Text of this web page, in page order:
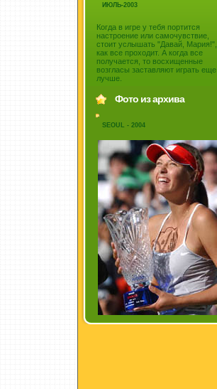
ИЮЛЬ-2003
Когда в игре у тебя портится
настроение или самочувствие,
стоит услышать "Давай, Мария!",
как все проходит. А когда все
получается, то восхищенные
возгласы заставляют играть еще
лучше.
Фото из архива
SEOUL - 2004